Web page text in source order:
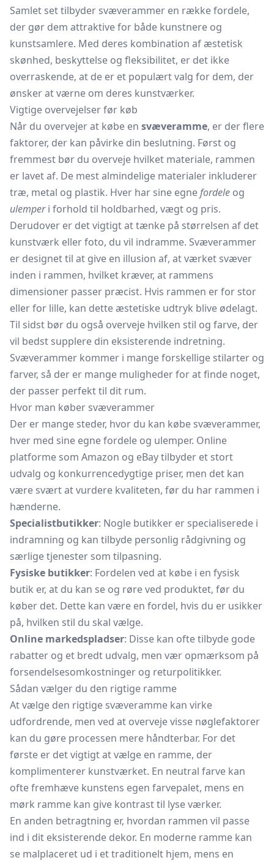
Samlet set tilbyder svæverammer en række fordele,
der gør dem attraktive for både kunstnere og
kunstsamlere. Med deres kombination af æstetisk
skønhed, beskyttelse og fleksibilitet, er det ikke
overraskende, at de er et populært valg for dem, der
ønsker at værne om deres kunstværker.
Vigtige overvejelser før køb
Når du overvejer at købe en svæveramme, er der flere
faktorer, der kan påvirke din beslutning. Først og
fremmest bør du overveje hvilket materiale, rammen
er lavet af. De mest almindelige materialer inkluderer
træ, metal og plastik. Hver har sine egnefordele og
ulemperi forhold til holdbarhed, vægt og pris.
Derudover er det vigtigt at tænke på størrelsen af det
kunstværk eller foto, du vil indramme. Svæverammer
er designet til at give en illusion af, at værket svæver
inden i rammen, hvilket kræver, at rammens
dimensioner passer præcist. Hvis rammen er for stor
eller for lille, kan dette æstetiske udtryk blive ødelagt.
Til sidst bør du også overveje hvilken stil og farve, der
vil bedst supplere din eksisterende indretning.
Svæverammer kommer i mange forskellige stilarter og
farver, så der er mange muligheder for at finde noget,
der passer perfekt til dit rum.
Hvor man køber svæverammer
Der er mange steder, hvor du kan købe svæverammer,
hver med sine egne fordele og ulemper. Online
platforme som Amazon og eBay tilbyder et stort
udvalg og konkurrencedygtige priser, men det kan
være svært at vurdere kvaliteten, før du har rammen i
hænderne.
Specialistbutikker: Nogle butikker er specialiserede i
indramning og kan tilbyde personlig rådgivning og
særlige tjenester som tilpasning.
Fysiske butikker: Fordelen ved at købe i en fysisk
butik er, at du kan se og røre ved produktet, før du
køber det. Dette kan være en fordel, hvis du er usikker
på, hvilken stil du skal vælge.
Online markedspladser: Disse kan ofte tilbyde gode
rabatter og et bredt udvalg, men vær opmærksom på
forsendelsesomkostninger og returpolitikker.
Sådan vælger du den rigtige ramme
At vælge den rigtige svæveramme kan virke
udfordrende, men ved at overveje visse nøglefaktorer
kan du gøre processen mere håndterbar. For det
første er det vigtigt at vælge en ramme, der
komplimenterer kunstværket. En neutral farve kan
ofte fremhæve kunstens egen farvepalet, mens en
mørk ramme kan give kontrast til lyse værker.
En anden betragtning er, hvordan rammen vil passe
ind i dit eksisterende dekor. En moderne ramme kan
se malplaceret ud i et traditionelt hjem, mens en